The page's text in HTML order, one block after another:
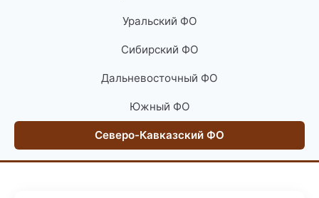
Уральский ФО
Сибирский ФО
Дальневосточный ФО
Южный ФО
Северо-Кавказский ФО